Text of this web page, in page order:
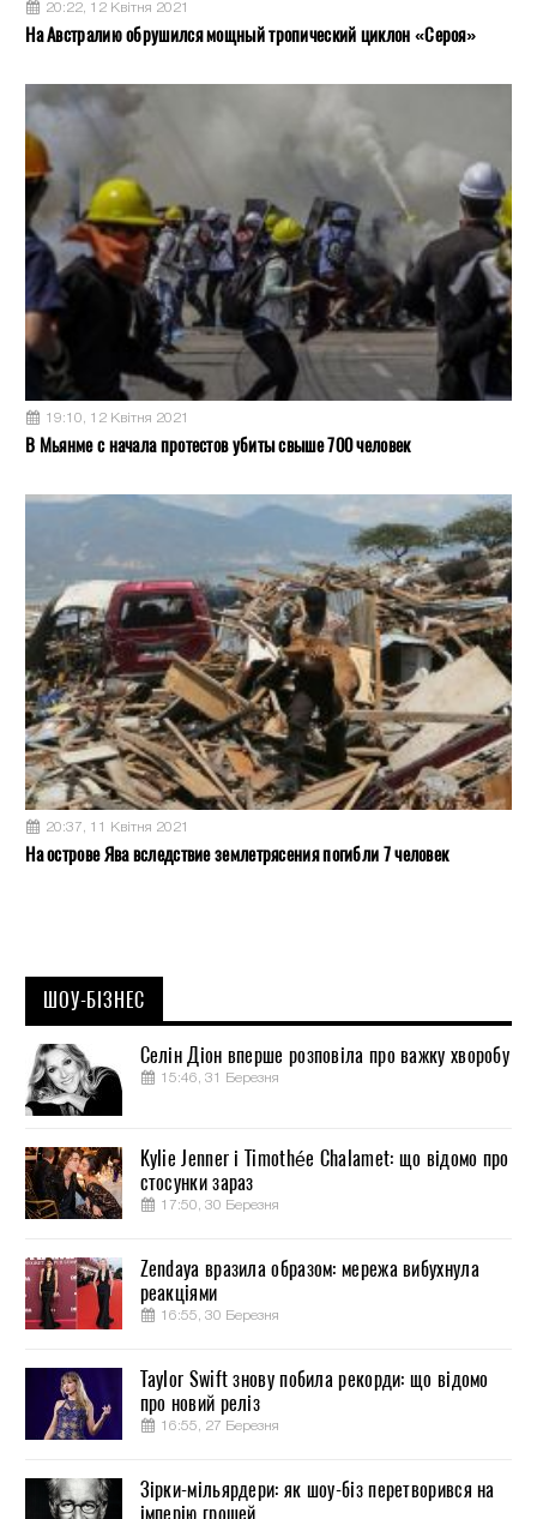
20:22, 12 Квітня 2021
На Австралию обрушился мощный тропический циклон «Сероя»
19:10, 12 Квітня 2021
В Мьянме с начала протестов убиты свыше 700 человек
20:37, 11 Квітня 2021
На острове Ява вследствие землетрясения погибли 7 человек
ШОУ-БІЗНЕС
Селін Діон вперше розповіла про важку хворобу
15:46, 31 Березня
Kylie Jenner і Timothée Chalamet: що відомо про
стосунки зараз
17:50, 30 Березня
Zendaya вразила образом: мережа вибухнула
реакціями
16:55, 30 Березня
Taylor Swift знову побила рекорди: що відомо
про новий реліз
16:55, 27 Березня
Зірки-мільярдери: як шоу-біз перетворився на